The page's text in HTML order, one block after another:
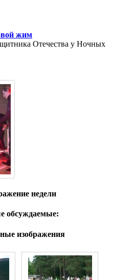
жим
Отечества у Ночных
недели
обсуждаемые:
изображения